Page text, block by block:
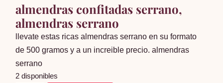
almendras confitadas serrano,
almendras serrano
llevate estas ricas almendras serrano en su formato
de 500 gramos y a un increible precio. almendras
serrano
2 disponibles